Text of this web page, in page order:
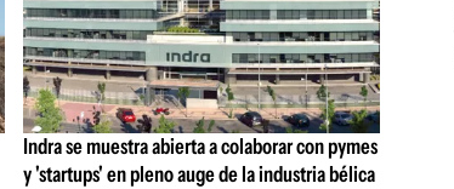
Indra se muestra abierta a colaborar con pymes
y 'startups' en pleno auge de la industria bélica